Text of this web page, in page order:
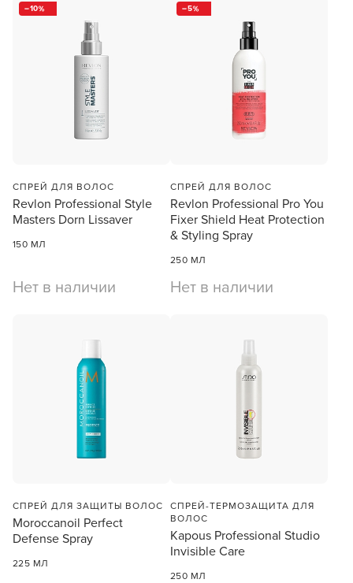
10
СПРЕЙ ДЛЯ ВОЛОС
Revlon Professional Style
Masters Dorn Lissaver
150 МЛ
Нет в наличии
5
СПРЕЙ ДЛЯ ВОЛОС
Revlon Professional Pro You
Fixer Shield Heat Protection
& Styling Spray
250 МЛ
Нет в наличии
СПРЕЙ ДЛЯ ЗАЩИТЫ ВОЛОС
Moroccanoil Perfect
Defense Spray
225 МЛ
СПРЕЙ-ТЕРМОЗАЩИТА ДЛЯ
ВОЛОС
Kapous Professional Studio
Invisible Care
250 МЛ
В новом приложении RedHare Market для Android
смотреть товары и оформлять заказы — удобнее и